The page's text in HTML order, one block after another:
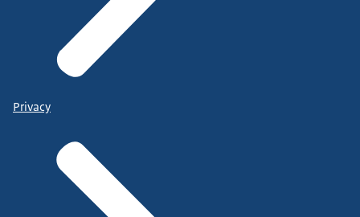
Privacy